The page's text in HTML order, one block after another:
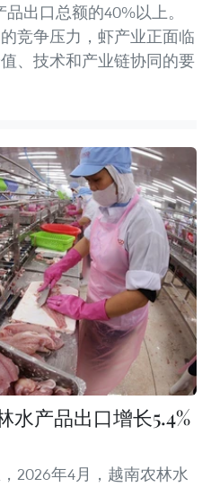
出口总额的40%以上。
竞争压力，虾产业正面临
、技术和产业链协同的要
水产品出口增长5.4%
2026年4月，越南农林水